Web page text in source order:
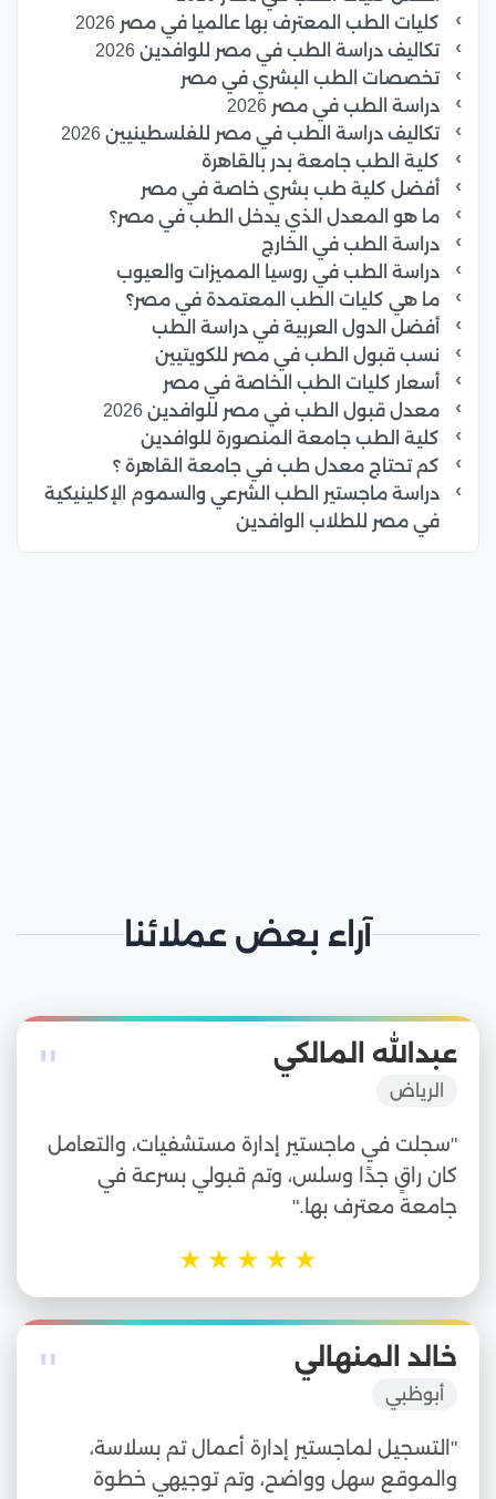
كليات الطب المعترف بها عالميا في مصر 2026
تكاليف دراسة الطب في مصر للوافدين 2026
تخصصات الطب البشري في مصر
دراسة الطب في مصر 2026
تكاليف دراسة الطب في مصر للفلسطينيين 2026
كلية الطب جامعة بدر بالقاهرة
أفضل كلية طب بشري خاصة في مصر
ما هو المعدل الذي يدخل الطب في مصر؟
دراسة الطب في الخارج
دراسة الطب في روسيا المميزات والعيوب
ما هي كليات الطب المعتمدة في مصر؟
أفضل الدول العربية في دراسة الطب
نسب قبول الطب في مصر للكويتيين
أسعار كليات الطب الخاصة في مصر
معدل قبول الطب في مصر للوافدين 2026
كلية الطب جامعة المنصورة للوافدين
كم تحتاج معدل طب في جامعة القاهرة ؟
دراسة ماجستير الطب الشرعي والسموم الإكلينيكية
في مصر للطلاب الوافدين
آراء بعض عملائنا
" عبدالله المالكي
الرياض
"سجلت في ماجستير إدارة مستشفيات، والتعامل
كان راقٍ جدًا وسلس، وتم قبولي بسرعة في
جامعة معترف بها."
★
★
★
★
★
" خالد المنهالي
أبوظبي
"التسجيل لماجستير إدارة أعمال تم بسلاسة،
والموقع سهل وواضح، وتم توجيهي خطوة